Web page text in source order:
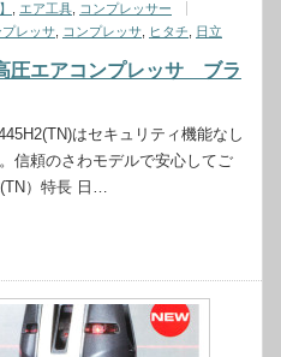
エア工具
コンプレッサー
プレッサ コンプレッサ ヒタチ 日立
エアコンプレッサ ブラ
はセキュリティ機能なし
信頼のさわモデルで安心してご
）特長 日…